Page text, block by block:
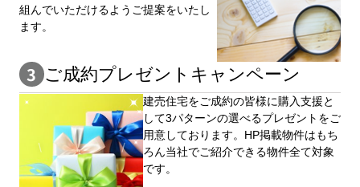
組んでいただけるようご提案をいたし
ます。
ご成約プレゼントキャンペーン
建売住宅をご成約の皆様に購⼊⽀援と
して3パターンの選べるプレゼントをご
用意しております。HP掲載物件はもち
ろん当社でご紹介できる物件全て対象
です。